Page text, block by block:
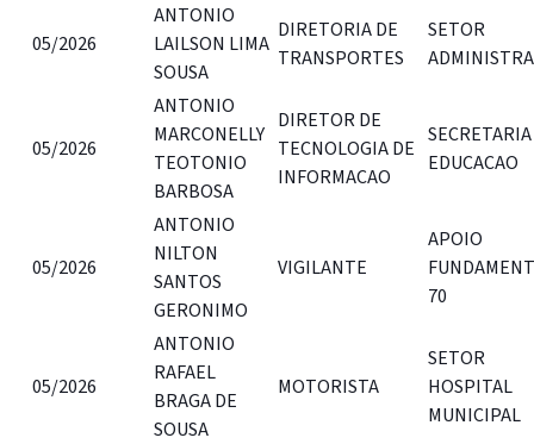
05/2026
ANTONIO
LAILSON LIMA
SOUSA
DIRETORIA DE
TRANSPORTES
SETOR
05/2026
ANTONIO
MARCONELLY
TEOTONIO
BARBOSA
DIRETOR DE
TECNOLOGIA DE
INFORMACAO
EDUCACAO
05/2026
ANTONIO
NILTON
SANTOS
GERONIMO
VIGILANTE
APOIO
70
05/2026
ANTONIO
RAFAEL
BRAGA DE
SOUSA
MOTORISTA
SETOR
HOSPITAL
MUNICIPAL